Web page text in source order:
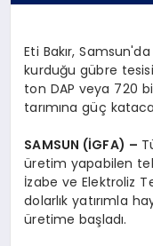
Eti Bakır,
kurduğu gübre
ton DAP veya 720
tarımına güç
SAMSUN (İGFA) –
üretim yapabilen
İzabe ve Elektroliz
dolarlık yatırımla
üretime başladı.